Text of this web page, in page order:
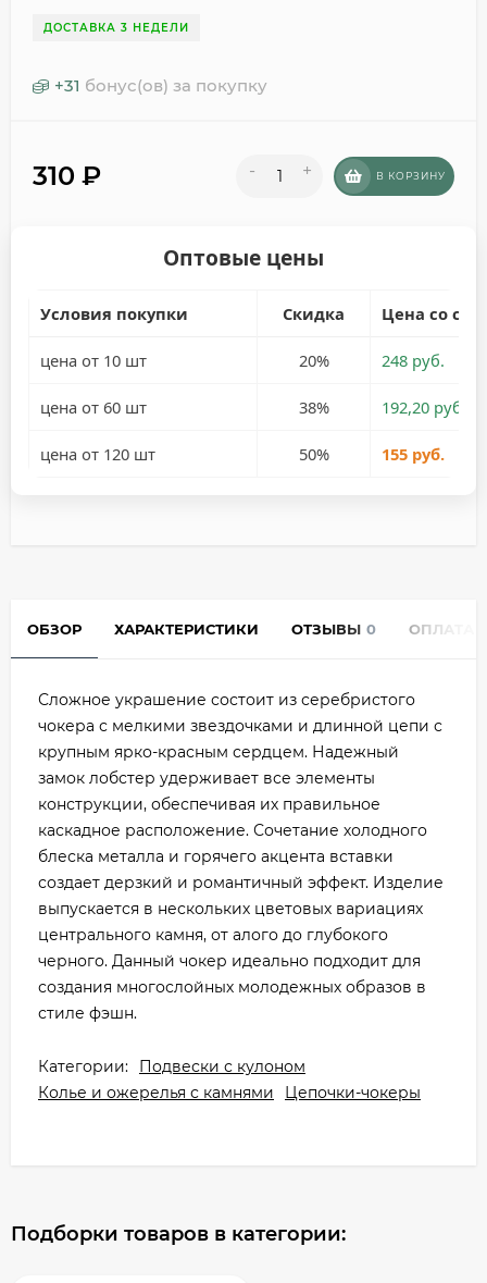
ДОСТАВКА 3 НЕДЕЛИ
+31 бонус(ов) за покупку
310 ₽ - + В КОРЗИНУ
Оптовые цены
Условия покупки Скидка Цена со
цена от 10 шт 20% 248 руб.
цена от 60 шт 38% 192,20 руб.
цена от 120 шт 50% 155 руб.
ОБЗОР ХАРАКТЕРИСТИКИ ОТЗЫВЫ 0 ОПЛАТА
Сложное украшение состоит из серебристого
чокера с мелкими звездочками и длинной цепи с
крупным ярко-красным сердцем. Надежный
замок лобстер удерживает все элементы
конструкции, обеспечивая их правильное
каскадное расположение. Сочетание холодного
блеска металла и горячего акцента вставки
создает дерзкий и романтичный эффект. Изделие
выпускается в нескольких цветовых вариациях
центрального камня, от алого до глубокого
черного. Данный чокер идеально подходит для
создания многослойных молодежных образов в
стиле фэшн.
Категории:
Подвески с кулоном
Колье и ожерелья с камнями
Цепочки-чокеры
Подборки товаров в категории: